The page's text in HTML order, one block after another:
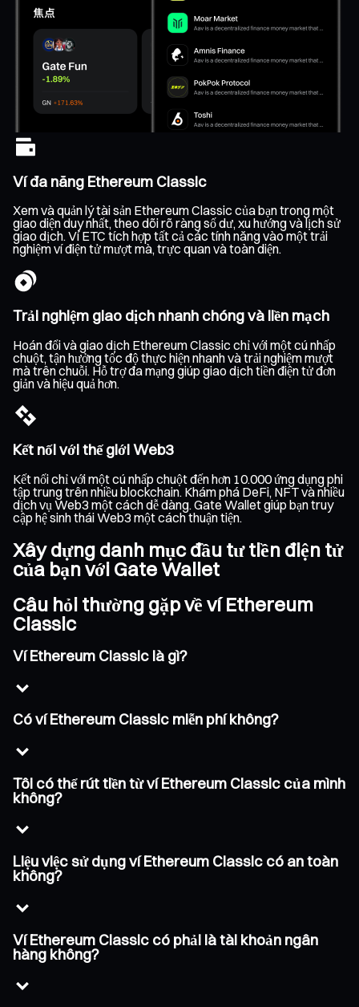
Ví đa năng Ethereum Classic
Xem và quản lý tài sản Ethereum Classic của bạn trong một
giao diện duy nhất, theo dõi rõ ràng số dư, xu hướng và lịch sử
giao dịch. Ví ETC tích hợp tất cả các tính năng vào một trải
nghiệm ví điện tử mượt mà, trực quan và toàn diện.
Trải nghiệm giao dịch nhanh chóng và liền mạch
Hoán đổi và giao dịch Ethereum Classic chỉ với một cú nhấp
chuột, tận hưởng tốc độ thực hiện nhanh và trải nghiệm mượt
mà trên chuỗi. Hỗ trợ đa mạng giúp giao dịch tiền điện tử đơn
giản và hiệu quả hơn.
Kết nối với thế giới Web3
Kết nối chỉ với một cú nhấp chuột đến hơn 10.000 ứng dụng phi
tập trung trên nhiều blockchain. Khám phá DeFi, NFT và nhiều
dịch vụ Web3 một cách dễ dàng. Gate Wallet giúp bạn truy
cập hệ sinh thái Web3 một cách thuận tiện.
Xây dựng danh mục đầu tư tiền điện tử
của bạn với Gate Wallet
Câu hỏi thường gặp về ví Ethereum
Classic
Ví Ethereum Classic là gì?
Có ví Ethereum Classic miễn phí không?
Tôi có thể rút tiền từ ví Ethereum Classic của mình
không?
Liệu việc sử dụng ví Ethereum Classic có an toàn
không?
Ví Ethereum Classic có phải là tài khoản ngân
hàng không?